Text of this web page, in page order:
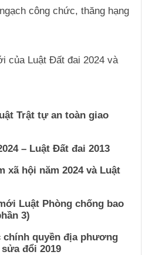
Trật tự an toàn giao
– Luật Đất đai 2013
xã hội năm 2024 và Luật
Luật Phòng chống bao
3)
chính quyền địa phương
đổi 2019